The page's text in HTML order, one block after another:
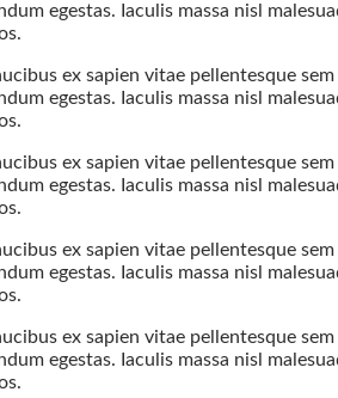
egestas. Iaculis massa nisl
ex sapien vitae pellentesque
egestas. Iaculis massa nisl
ex sapien vitae pellentesque
egestas. Iaculis massa nisl
ex sapien vitae pellentesque
egestas. Iaculis massa nisl
ex sapien vitae pellentesque
egestas. Iaculis massa nisl